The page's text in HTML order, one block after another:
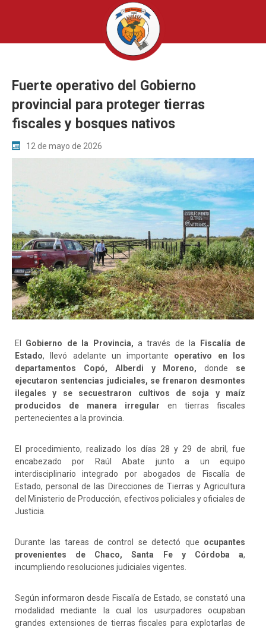
Fuerte operativo del Gobierno
provincial para proteger tierras
fiscales y bosques nativos
12 de mayo de 2026
El Gobierno de la Provincia,a través de la
Fiscalía de
Estado, llevó adelante un importante operativo en los
departamentos Copó, Alberdi y Moreno, donde se
ejecutaron sentencias judiciales, se frenaron desmontes
ilegales y se secuestraron cultivos de soja y maíz
producidos de manera irregular en tierras fiscales
pertenecientes a la provincia.
El procedimiento, realizado los días 28 y 29 de abril, fue
encabezado por Raúl Abate junto a un equipo
interdisciplinario integrado por abogados de Fiscalía de
Estado, personal de las Direcciones de Tierras y Agricultura
del Ministerio de Producción, efectivos policiales y oficiales de
Justicia.
Durante las tareas de control se detectó que ocupantes
provenientes de Chaco, Santa Fe y Córdoba a,
incumpliendo resoluciones judiciales vigentes.
Según informaron desde Fiscalía de Estado, se constató una
modalidad mediante la cual los usurpadores ocupaban
grandes extensiones de tierras fiscales para explotarlas de